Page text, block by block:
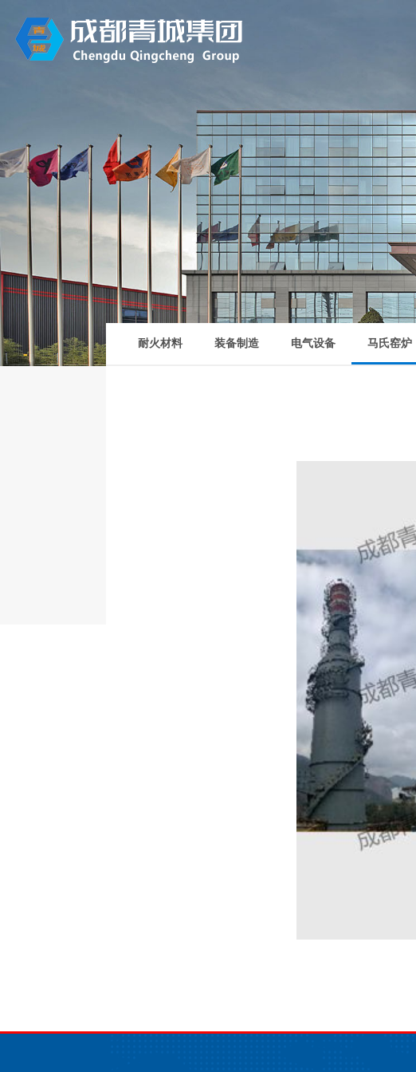
耐火材料 装备制造 电气设备 马氏窑炉